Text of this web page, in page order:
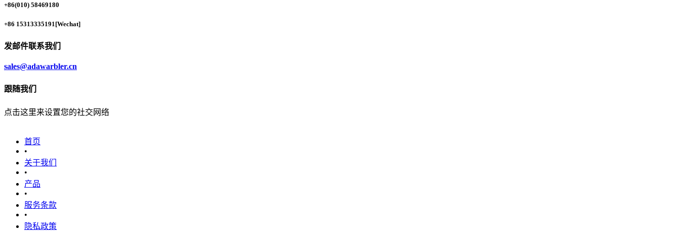
+86(010) 58469180
+86 15313335191 [Wechat]
发邮件联系我们
sales@adawarbler.cn
跟随我们
点击这里来设置您的社交网络
首页
•
关于我们
•
产品
•
‎服务条款‎
•
隐私政策